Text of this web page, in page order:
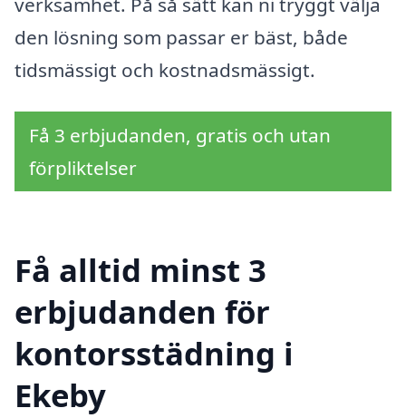
den lösning som passar er bäst, både
tidsmässigt och kostnadsmässigt.
Få 3 erbjudanden, gratis och utan
förpliktelser
Få alltid minst 3
erbjudanden för
kontorsstädning i
Ekeby